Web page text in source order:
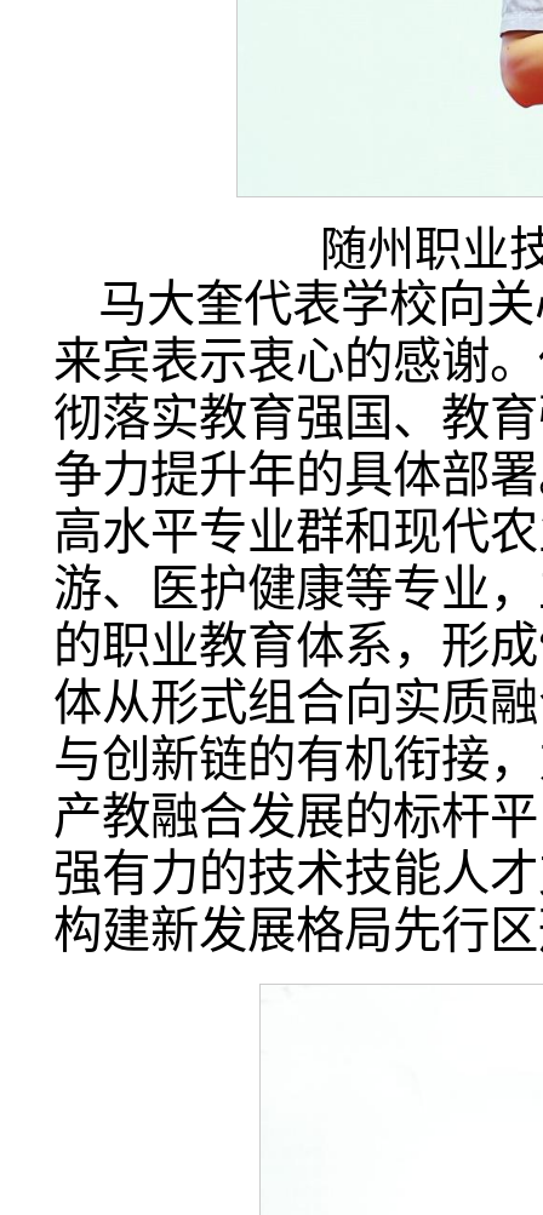
随州职业
马大奎代表学校向
来宾表示衷心的感谢
彻落实教育强国、教
争力提升年的具体部
高水平专业群和现代
游、医护健康等专业
的职业教育体系，形
体从形式组合向实质
与创新链的有机衔接
产教融合发展的标杆
强有力的技术技能人
构建新发展格局先行